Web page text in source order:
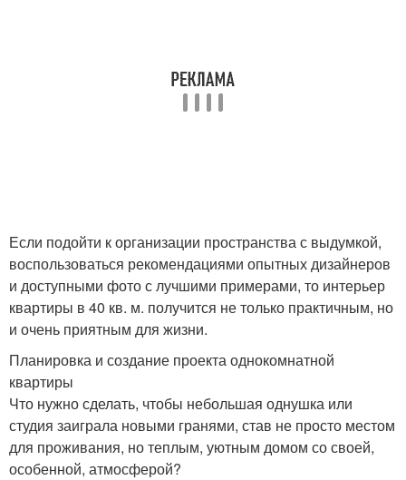
Если подойти к организации пространства с выдумкой,
воспользоваться рекомендациями опытных дизайнеров
и доступными фото с лучшими примерами, то интерьер
квартиры в 40 кв. м. получится не только практичным, но
и очень приятным для жизни.
Планировка и создание проекта однокомнатной
квартиры
Что нужно сделать, чтобы небольшая однушка или
студия заиграла новыми гранями, став не просто местом
для проживания, но теплым, уютным домом со своей,
особенной, атмосферой?